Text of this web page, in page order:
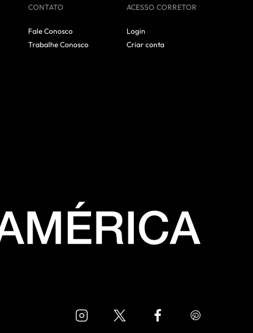
CONTATO
Fale Conosco
Trabalhe Conosco
ACESSO CORRETOR
Login
Criar conta